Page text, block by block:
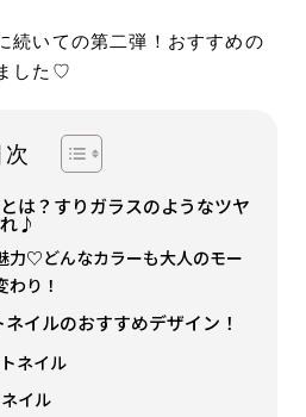
続いての第二弾！おすすめの
した♡
は？すりガラスのようなツヤ
♪
力♡どんなカラーも大人のモー
わり！
ネイルのおすすめデザイン！
ネイル
イル